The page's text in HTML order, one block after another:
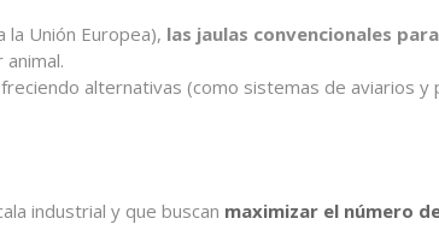
la Unión Europea), las jaulas convencionales
alternativas (como sistemas de aviarios
industrial y que buscan maximizar el número